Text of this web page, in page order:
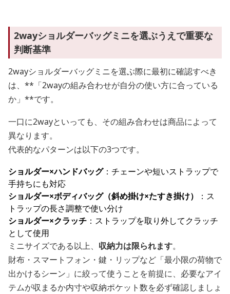
2wayショルダーバッグミニを選ぶうえで重要な
判断基準
2wayショルダーバッグミニを選ぶ際に最初に確認すべき
は、**「2wayの組み合わせが自分の使い方に合っている
か」**です。
一口に2wayといっても、その組み合わせは商品によって
異なります。
代表的なパターンは以下の3つです。
ショルダー×ハンドバッグ：チェーンや短いストラップで
手持ちにも対応
ショルダー×ボディバッグ（斜め掛け×たすき掛け）
：ス
トラップの長さ調整で使い分け
ショルダー×クラッチ ：ストラップを取り外してクラッチ
として使用
ミニサイズである以上、 収納力は限られます。
財布・スマートフォン・鍵・リップなど「最小限の荷物で
出かけるシーン」に絞って使うことを前提に、必要なアイ
テムが収まるか内寸や収納ポケット数を必ず確認しましょ